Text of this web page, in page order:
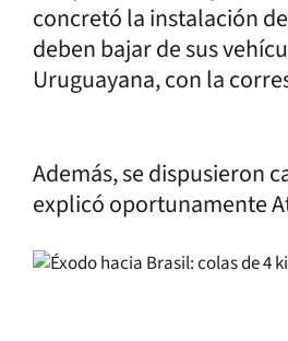
concretó la instalación
deben bajar de sus
Uruguayana, con la
Además, se dispusieron
explicó oportunamente